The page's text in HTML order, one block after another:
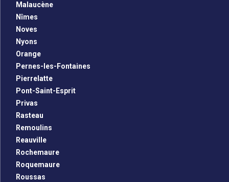
Malaucène
Nîmes
Noves
Nyons
Orange
Pernes-les-Fontaines
Pierrelatte
Pont-Saint-Esprit
Privas
Rasteau
Remoulins
Reauville
Rochemaure
Roquemaure
Roussas